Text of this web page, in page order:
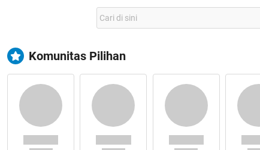
Komunitas Pilihan